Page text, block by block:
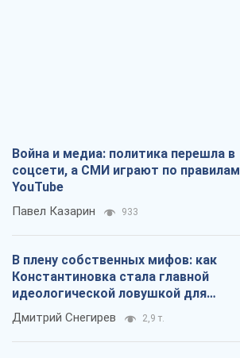
Война и медиа: политика перешла в
соцсети, а СМИ играют по правилам
YouTube
Павел Казарин 933
В плену собственных мифов: как
Константиновка стала главной
идеологической ловушкой для
российских оккупантов
Дмитрий Снегирев 2,9 т.